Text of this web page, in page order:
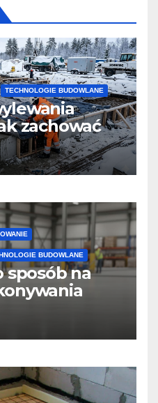
TECHNOLOGIE BUDOWLANE
zachować
BUDOWLANE
sposób na
i